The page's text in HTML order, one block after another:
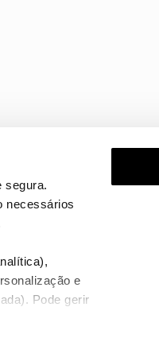
segura.
necessários
e
Pode gerir